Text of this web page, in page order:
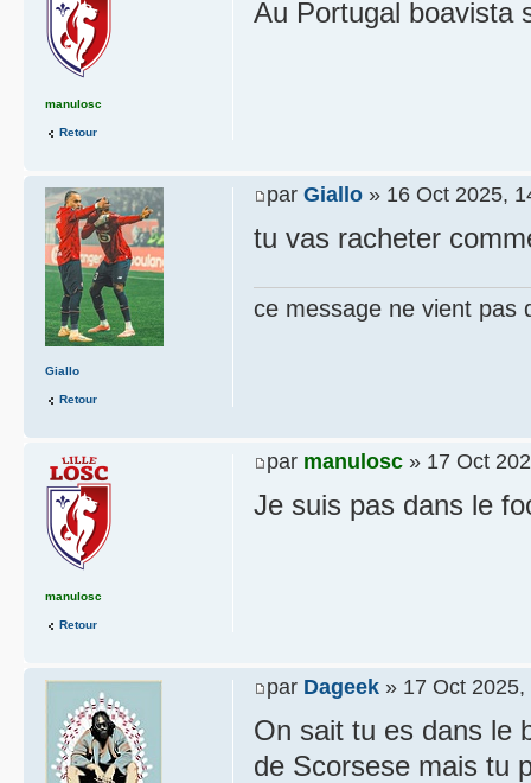
Au Portugal boavista
manulosc
Retour
par Giallo » 16 Oct 2025,
tu vas racheter
ce message ne vient pas
Giallo
Retour
par manulosc » 17 Oct
Je suis pas dans le
manulosc
Retour
par Dageek » 17 Oct 2025,
On sait tu es dans le
de Scorsese mais tu